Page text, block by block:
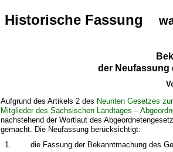
Historische Fassung
der Neufassung
Aufgrund des Artikels 2 des Neunten Gesetzes
Mitglieder des Sächsischen Landtages –
nachstehend der Wortlaut des
gemacht. Die Neufassung berücksichtigt:
1.
die Fassung der Bekanntmachung des